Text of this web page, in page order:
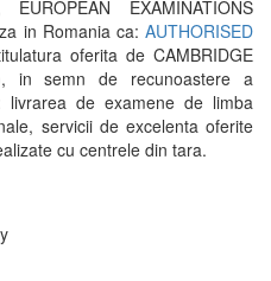
EXAMINATIONS
in Romania ca: AUTHORISED
oferita de CAMBRIDGE
in semn de recunoastere a
livrarea de examene de limba
servicii de excelenta oferite
cu centrele din tara.